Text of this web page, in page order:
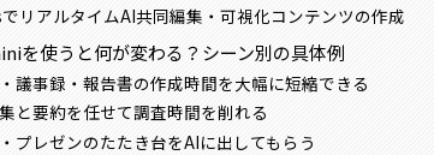
でリアルタイムAI共同編集・可視化コンテンツの作成
を使うと何が変わる？シーン別の具体例
議事録・報告書の作成時間を大幅に短縮できる
と要約を任せて調査時間を削れる
プレゼンのたたき台をAIに出してもらう